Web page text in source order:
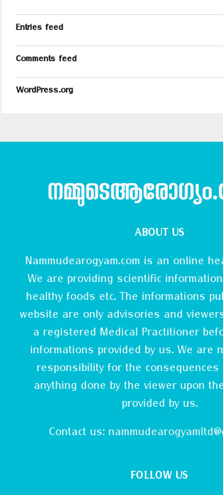
Entries feed
Comments feed
WordPress.org
ABOUT US
Nammudearogyam.com is an online
We are providing scientific
healthy foods etc. The informations
website are only advisories and
a registered Medical Practitioner
informations provided by us. We are
responsibility for the
anything done by the viewer upon
provided by us.
Contact us:
FOLLOW US